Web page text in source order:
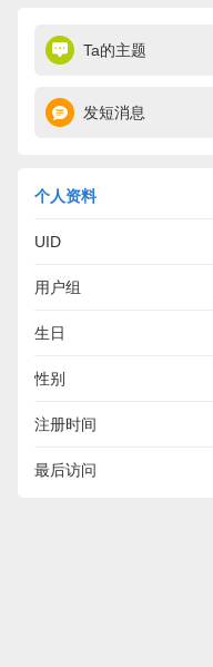
Ta的主题
发短消息
个人资料
UID
用户组
生日
性别
注册时间
最后访问